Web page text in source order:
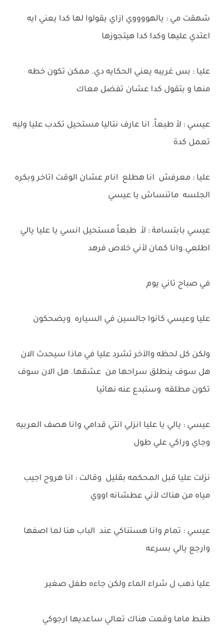
شهقت مي : يالهووووي ازاي يقولوا لها كدا يعني ايه
اعتدي عليها وكدا كدا هيتجوزها
عليا : بس غريبه يعني الحكايه دي. ممكن تكون خطه
منها و بتقول كدا عشان تفضل معاك
عيسي : لأ طبعاً. انا عارف نتاليا مستحيل تكدب عليا وليه
تعمل كدة
عليا : معرفش انا هطلع انام عشان الوقت اتاخر وبكره
الجلسه ماتنساش يا عيسي
عيسي بابتسامة : لأ طبعاً مستحيل انسي يا عليا يالي
اطلعي.وانا كمان لأني خلاص فرهد
في صباح تاني يوم
عليا وعيسي كانوا جالسين في السياره ويضحكون
ولكن كل لحظه والآخر تشرد عليا في ماذا سيحدث الان
هل سوف ينطلق سراحها من عشقها. هل الان سوف
تكون مطلقه وستبدع عنه نهائيا
عيسي : يالي يا عليا انزلي انتي قدامي وانا هصف العربيه
وجاي وراكي علي طول
نزلت عليا قبل المحكمه بقليل وقالت : انا هروح اجيب
مياه من هناك لأني عطشانه اووي
عيسي : تمام وانا هستناكي عند الباب هنا لما اصفها
وارجع يالي بسرعه
عليا ذهب ل شراء الماء ولكن جاءه طفل صغير
طنط ماما وقعت هناك تعالي ساعديها ارجوكي